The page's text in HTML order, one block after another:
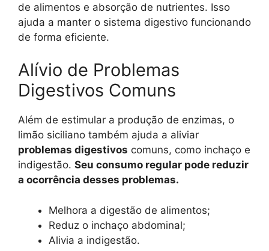
de alimentos e absorção de nutrientes. Isso
ajuda a manter o sistema digestivo funcionando
de forma eficiente.
Alívio de Problemas
Digestivos Comuns
Além de estimular a produção de enzimas, o
limão siciliano também ajuda a aliviar
problemas digestivos comuns, como inchaço e
indigestão. Seu consumo regular pode reduzir
a ocorrência desses problemas.
Melhora a digestão de alimentos;
Reduz o inchaço abdominal;
Alivia a indigestão.